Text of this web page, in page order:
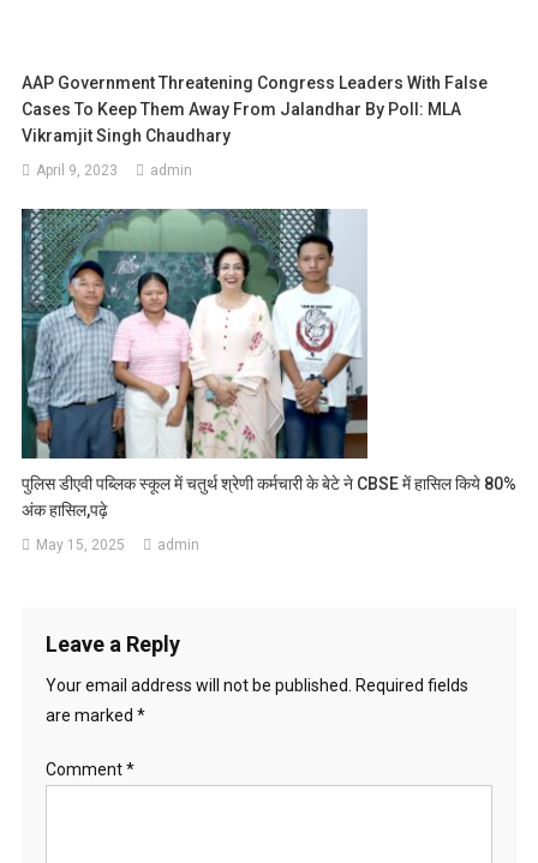
AAP Government Threatening Congress Leaders With False
Cases To Keep Them Away From Jalandhar By Poll: MLA
Vikramjit Singh Chaudhary
April 9, 2023 admin
पुलिस डीएवी पब्लिक स्कूल में चतुर्थ श्रेणी कर्मचारी के बेटे ने CBSE में हासिल किये 80%
अंक हासिल,पढ़े
May 15, 2025 admin
Leave a Reply
Your email address will not be published. Required fields
are marked *
Comment*